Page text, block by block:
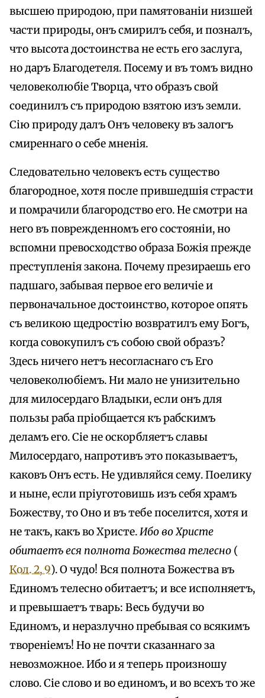
высшею природою, при памятованіи низшей
части природы, онъ смирилъ себя, и позналъ,
что высота достоинства не есть его заслуга,
но даръ Благодетеля. Посему и въ томъ видно
человеколюбіе Творца, что образъ свой
соединилъ съ природою взятою изъ земли.
Сію природу далъ Онъ человеку въ залогъ
смиреннаго о себе мненія.
Следовательно человекъ есть существо
благородное, хотя после прившедшія страсти
и помрачили благородство его. He смотри на
него въ поврежденномъ его состояніи, но
вспомни превосходство образа Божія прежде
преступленія закона. Почему презираешь его
падшаго, забывая первое его величіе и
первоначальное достоинство, которое опять
съ великою щедростію возвратилъ ему Богъ,
когда совокупилъ съ собою свой образъ?
Здесь ничего нетъ несогласнаго съ Его
человеколюбіемъ. Ни мало не унизительно
для милосердаго Владыки, если онъ для
пользы раба пріобщается къ рабскимъ
деламъ его. Сіе не оскорбляетъ славы
Милосердаго, напротивъ это показываетъ,
каковъ Онъ есть. He удивляйся сему. Поелику
и ныне, если пріуготовишь изъ себя храмъ
Божеству, то Оно и въ тебе поселится, хотя и
не такъ, какъ во Христе.Ибо во Христе
обитаетъ еся полнота Божества телесно (
Кол. 2, 9). О чудо! Вся полнота Божества въ
Единомъ телесно обитаетъ; и все исполняетъ,
и превышаетъ тварь: Весь будучи во
Единомъ, и неразлучно пребывая со всякимъ
твореніемъ! Но не почти сказаннаго за
невозможное. Ибо и я теперь произношу
слово. Сіе слово и во единомъ, и во всехъ то же